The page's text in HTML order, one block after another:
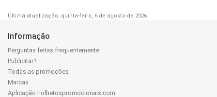
Última atualização: quinta-feira, 6 de agosto de 2026
Informação
Perguntas feitas frequentemente
Publicitar?
Todas as promoções
Marcas
Aplicação Folhetospromocionais.com